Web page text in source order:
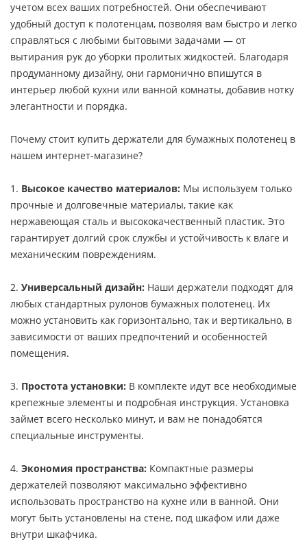
учетом всех ваших потребностей. Они обеспечивают
удобный доступ к полотенцам, позволяя вам быстро и легко
справляться с любыми бытовыми задачами — от
вытирания рук до уборки пролитых жидкостей. Благодаря
продуманному дизайну, они гармонично впишутся в
интерьер любой кухни или ванной комнаты, добавив нотку
элегантности и порядка.
Почему стоит купить держатели для бумажных полотенец в
нашем интернет-магазине?
1. Высокое качество материалов: Мы используем только
прочные и долговечные материалы, такие как
нержавеющая сталь и высококачественный пластик. Это
гарантирует долгий срок службы и устойчивость к влаге и
механическим повреждениям.
2. Универсальный дизайн: Наши держатели подходят для
любых стандартных рулонов бумажных полотенец. Их
можно установить как горизонтально, так и вертикально, в
зависимости от ваших предпочтений и особенностей
помещения.
3. Простота установки: В комплекте идут все необходимые
крепежные элементы и подробная инструкция. Установка
займет всего несколько минут, и вам не понадобятся
специальные инструменты.
4. Экономия пространства: Компактные размеры
держателей позволяют максимально эффективно
использовать пространство на кухне или в ванной. Они
могут быть установлены на стене, под шкафом или даже
внутри шкафчика.